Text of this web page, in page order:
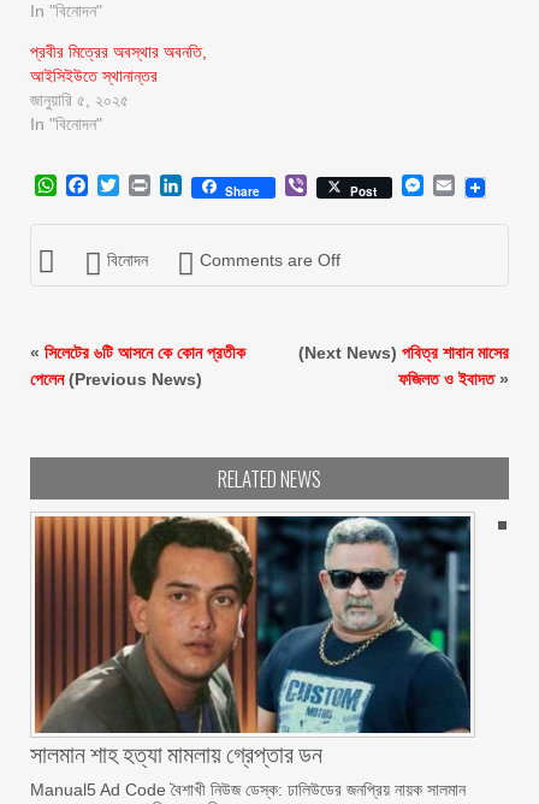
In "বিনোদন"
প্রবীর মিত্রের অবস্থার অবনতি,
আইসিইউতে স্থানান্তর
জানুয়ারি ৫, ২০২৫
In "বিনোদন"
WhatsApp
Facebook
Twitter
Print LinkedIn
Share ViberPost Messenger
Email
বিনোদন Comments are Off
« সিলেটের ৬টি আসনে কে কোন প্রতীক
পেলেন(Previous News)
(Next News) পবিত্র শাবান মাসের
ফজিলত ও ইবাদত»
RELATED NEWS
সালমান শাহ হত্যা মামলায় গ্রেপ্তার ডন
Manual5 Ad Code বৈশাখী নিউজ ডেস্ক: ঢালিউডের জনপ্রিয় নায়ক সালমান